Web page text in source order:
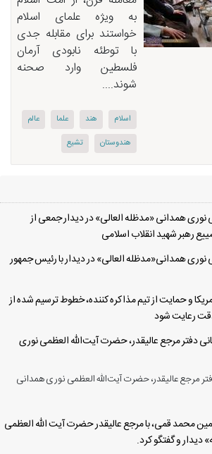
به ویژه علمای اسلام
خواستند برای مقابله جدی
با توطئه نابودی آرمان
فلسطین وارد صحنه
شوند....
اسلام هند علما
عالم
هندوستان
تشیع
همدانی «مدظله العالی» در دیدار جمعی از
شهید انقلاب اسلامی
همدانی«مدظله العالی» در دیدار با رئیس جمهور
و حمایت از تیم مذاکره کننده، خطوط ترسیم شده از
رعایت شود
دفتر مرجع عالیقدر، حضرت آیت‌الله العظمی نوری
مرجع عالیقدر، حضرت آیت‌الله العظمی نوری همدانی
قمی، با مرجع عالیقدر حضرت آیت الله العظمی
و گفتگو کرد.